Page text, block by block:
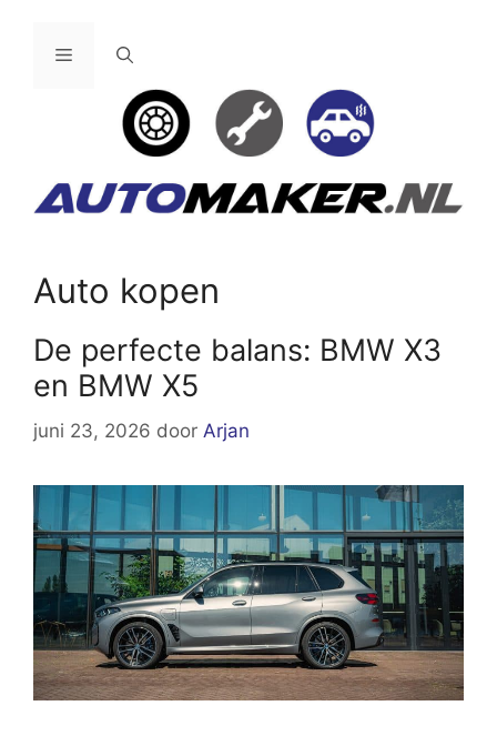
Menu
Auto kopen
De perfecte balans: BMW X3
en BMW X5
juni 23, 2026 door Arjan